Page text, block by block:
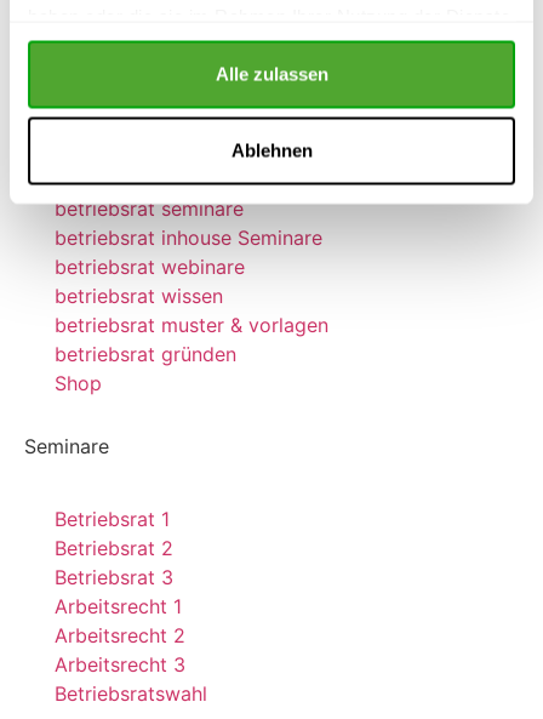
gesammelt haben.
Alle zulassen
Ablehnen
betriebsrat seminare
betriebsrat inhouse Seminare
betriebsrat webinare
betriebsrat wissen
betriebsrat muster & vorlagen
betriebsrat gründen
Shop
Seminare
Betriebsrat 1
Betriebsrat 2
Betriebsrat 3
Arbeitsrecht 1
Arbeitsrecht 2
Arbeitsrecht 3
Betriebsratswahl